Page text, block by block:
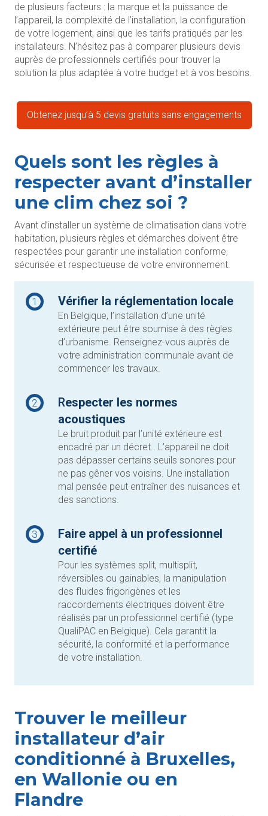
de plusieurs facteurs : la marque et la puissance de
l’appareil, la complexité de l’installation, la configuration
de votre logement, ainsi que les tarifs pratiqués par les
installateurs. N’hésitez pas à comparer plusieurs devis
auprès de professionnels certifiés pour trouver la
solution la plus adaptée à votre budget et à vos besoins.
Obtenez jusqu’à 5 devis gratuits sans engagements
Quels sont les règles à
respecter avant d’installer
une clim chez soi ?
Avant d’installer un système de climatisation dans votre
habitation, plusieurs règles et démarches doivent être
respectées pour garantir une installation conforme,
sécurisée et respectueuse de votre environnement.
1 Vérifier la réglementation locale
En Belgique, l’installation d’une unité
extérieure peut être soumise à des règles
d’urbanisme. Renseignez-vous auprès de
votre administration communale avant de
commencer les travaux.
2 Respecter les normes
acoustiques
Le bruit produit par l’unité extérieure est
encadré par un décret.. L’appareil ne doit
pas dépasser certains seuils sonores pour
ne pas gêner vos voisins. Une installation
mal pensée peut entraîner des nuisances et
des sanctions.
3
Faire appel à un professionnel
certifié
Pour les systèmes split, multisplit,
réversibles ou gainables, la manipulation
des fluides frigorigènes et les
raccordements électriques doivent être
réalisés par un professionnel certifié (type
QualiPAC en Belgique). Cela garantit la
sécurité, la conformité et la performance
de votre installation.
Trouver le meilleur
installateur d’air
conditionné à Bruxelles,
en Wallonie ou en
Flandre